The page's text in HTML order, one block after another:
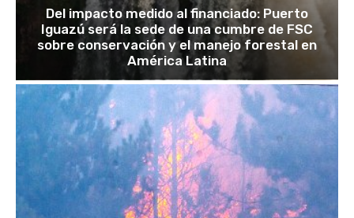
Del impacto medido al financiado: Puerto
Iguazú será la sede de una cumbre de FSC
sobre conservación y el manejo forestal en
América Latina